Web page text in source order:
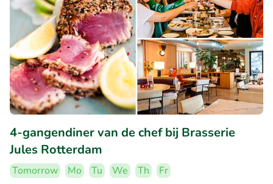
4-gangendiner van de chef bij Brasserie
Jules Rotterdam
Tomorrow Mo Tu We Th
Fr